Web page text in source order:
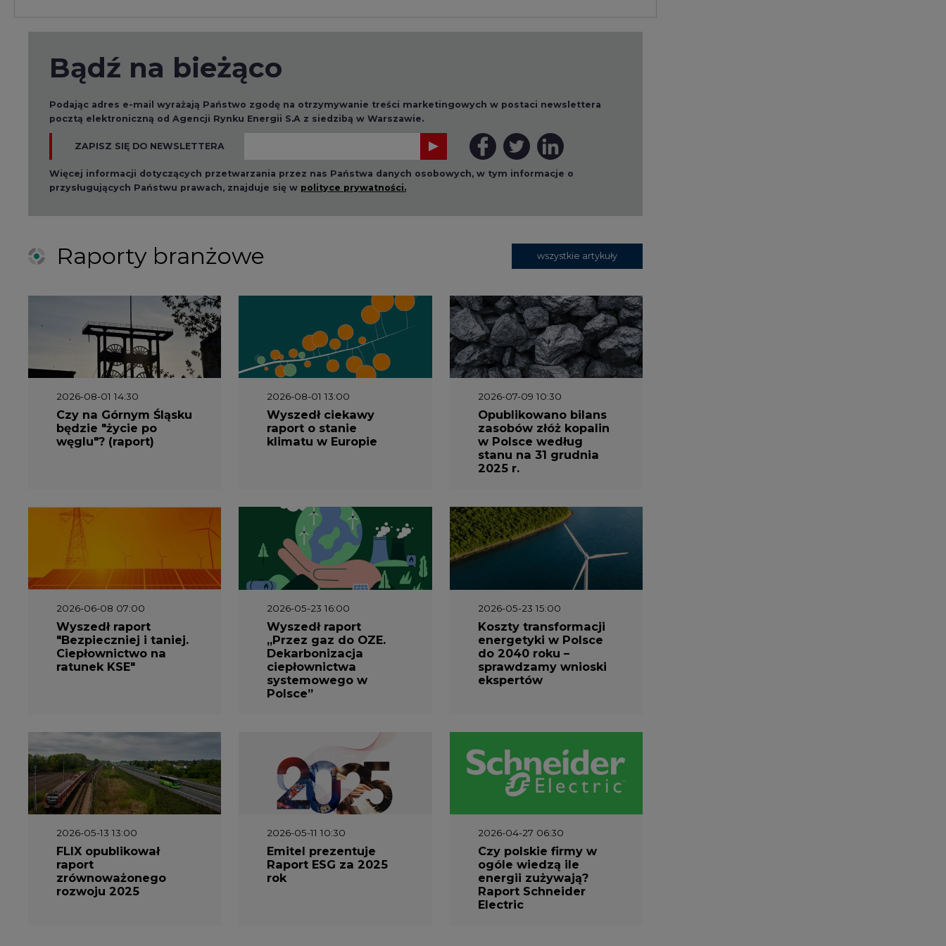
Bądź na bieżąco
Podając adres e-mail wyrażają Państwo zgodę na otrzymywanie treści marketingowych w postaci newslettera
pocztą elektroniczną od Agencji Rynku Energii S.A z siedzibą w Warszawie.
ZAPISZ SIĘ DO NEWSLETTERA
Więcej informacji dotyczących przetwarzania przez nas Państwa danych osobowych, w tym informacje o
przysługujących Państwu prawach, znajduje się w polityce prywatności.
Raporty branżowe wszystkie artykuły
2026-08-01 14:30
Czy na Górnym Śląsku
będzie "życie po
węglu"? (raport)
2026-08-01 13:00
Wyszedł ciekawy
raport o stanie
klimatu w Europie
2026-07-09 10:30
Opublikowano bilans
zasobów złóż kopalin
w Polsce według
stanu na 31 grudnia
2025 r.
2026-06-08 07:00
Wyszedł raport
"Bezpieczniej i taniej.
Ciepłownictwo na
ratunek KSE"
2026-05-23 16:00
Wyszedł raport
„Przez gaz do OZE.
Dekarbonizacja
ciepłownictwa
systemowego w
Polsce”
2026-05-23 15:00
Koszty transformacji
energetyki w Polsce
do 2040 roku –
sprawdzamy wnioski
ekspertów
2026-05-13 13:00
FLIX opublikował
raport
zrównoważonego
rozwoju 2025
2026-05-11 10:30
Emitel prezentuje
Raport ESG za 2025
rok
2026-04-27 06:30
Czy polskie firmy w
ogóle wiedzą ile
energii zużywają?
Raport Schneider
Electric